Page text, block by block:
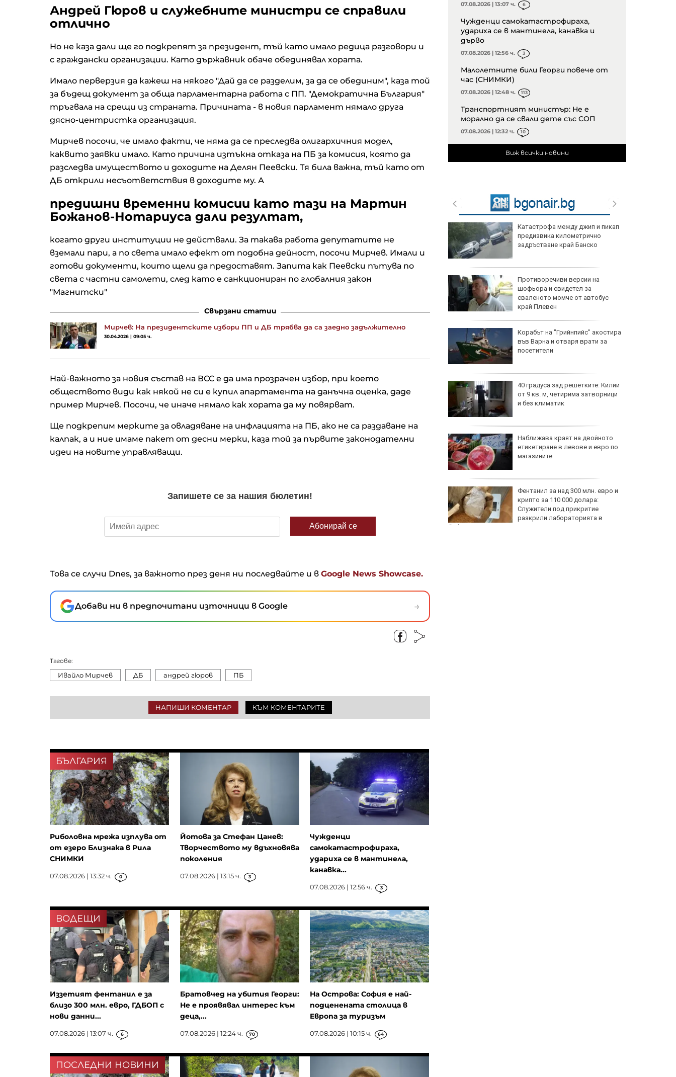
Андрей Гюров и служебните министри се справили
отлично
Но не каза дали ще го подкрепят за президент, тъй като имало редица разговори и
с граждански организации. Като държавник обаче обединявал хората.
Имало перверзия да кажеш на някого "Дай да се разделим, за да се обединим", каза той
за бъдещ документ за обща парламентарна работа с ПП. "Демократична България"
тръгвала на срещи из страната. Причината - в новия парламент нямало друга
дясно-центристка организация.
Мирчев посочи, че имало факти, че няма да се преследва олигархичния модел,
каквито заявки имало. Като причина изтъкна отказа на ПБ за комисия, която да
разследва имуществото и доходите на Делян Пеевски. Тя била важна, тъй като от
ДБ открили несъответствия в доходите му. А
предишни временни комисии като тази на Мартин
Божанов-Нотариуса дали резултат,
когато други институции не действали. За такава работа депутатите не
вземали пари, а по света имало ефект от подобна дейност, посочи Мирчев. Имали и
готови документи, които щели да предоставят. Запита как Пеевски пътува по
света с частни самолети, след като е санкциониран по глобалния закон
"Магнитски"
Свързани статии
Мирчев: На президентските избори ПП и ДБ трябва да са заедно задължително
30.04.2026 | 09:05 ч.
Най-важното за новия състав на ВСС е да има прозрачен избор, при което
обществото види как някой не си е купил апартамента на данъчна оценка, даде
пример Мирчев. Посочи, че иначе нямало как хората да му повярват.
Ще подкрепим мерките за овладяване на инфлацията на ПБ, ако не са раздаване на
калпак, а и ние имаме пакет от десни мерки, каза той за първите законодателни
идеи на новите управляващи.
Това се случи Dnes, за важното през деня ни последвайте и в Google News Showcase.
Добави ни в предпочитани източници в Google →
Тагове:
Ивайло Мирчев ДБ андрей гюров ПБ
НАПИШИ КОМЕНТАР КЪМ КОМЕНТАРИТЕ
07.08.2026 | 13:07 ч. 6
Чужденци самокатастрофираха,
удариха се в мантинела, канавка и
дърво
07.08.2026 | 12:56 ч. 3
Малолетните били Георги повече от
час (СНИМКИ)
07.08.2026 | 12:48 ч. 113
Транспортният министър: Не е
морално да се свали дете със СОП
07.08.2026 | 12:32 ч. 10
Виж всички новини
евро
Предложение за етика към
Секторът на бизнес услугите у
Световните цени на храните се
повишават до тригодишен връх
Потребителското доверие в
Катастрофа между джип и пикап
предизвика километрично
задръстване край Банско
Противоречиви версии на
шофьора и свидетел за
сваленото момче от автобус
край Плевен
Корабът на "Грийнпийс" акостира
във Варна и отваря врати за
посетители
40 градуса зад решетките: Килии
от 9 кв. м, четирима затворници
и без климатик
Наближава краят на двойното
етикетиране в левове и евро по
магазините
Фентанил за над 300 млн. евро и
крипто за 110 000 долара:
Служители под прикритие
разкрили лабораторията в
София
БЪЛГАРИЯ
Риболовна мрежа изплува от
от езеро Близнака в Рила
СНИМКИ
07.08.2026 | 13:32 ч. 0
Йотова за Стефан Цанев:
Творчеството му вдъхновява
поколения
07.08.2026 | 13:15 ч. 3
Чужденци
самокатастрофираха,
удариха се в мантинела,
канавка...
07.08.2026 | 12:56 ч. 3
ВОДЕЩИ
Иззетият фентанил е за
близо 300 млн. евро, ГДБОП с
нови данни...
07.08.2026 | 13:07 ч. 6
Братовчед на убития Георги:
Не е проявявал интерес към
деца,...
07.08.2026 | 12:24 ч. 70
На Острова: София е най-
подценената столица в
Европа за туризъм
07.08.2026 | 10:15 ч. 64
ПОСЛЕДНИ НОВИНИ